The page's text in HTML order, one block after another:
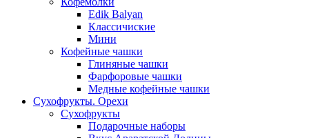
Edik Balyan
Классичиские
Мини
Кофейные чашки
Глиняные чашки
Фарфоровые чашки
Медные кофейные чашки
Сухофрукты. Орехи
Сухофрукты
Подарочные наборы